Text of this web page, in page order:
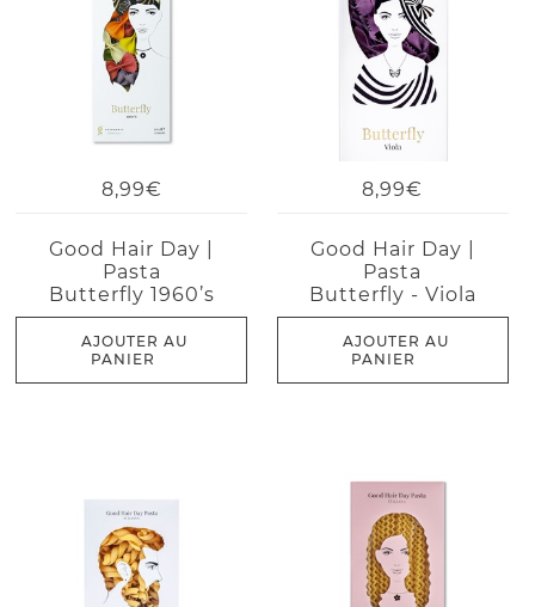
8,99€
Good Hair Day |
Pasta
Butterfly 1960’s
AJOUTER AU
PANIER
8,99€
Good Hair Day |
Pasta
Butterfly - Viola
AJOUTER AU
PANIER